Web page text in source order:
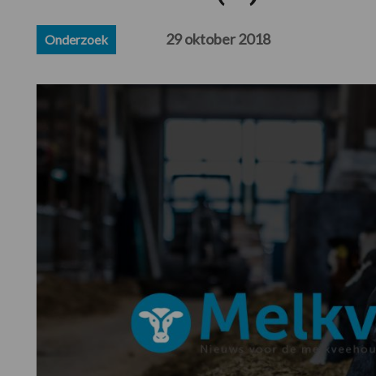
Onderzoek 29 oktober 2018